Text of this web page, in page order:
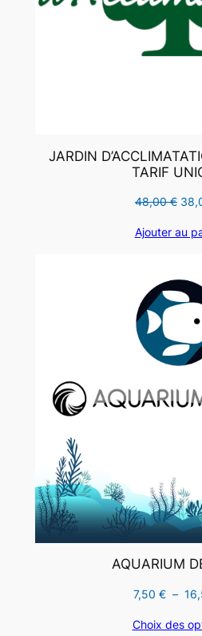
JARDIN
TARIF
48,00€ Le
Ajouter au
AQUARIUM
7,50 € –
Choix des